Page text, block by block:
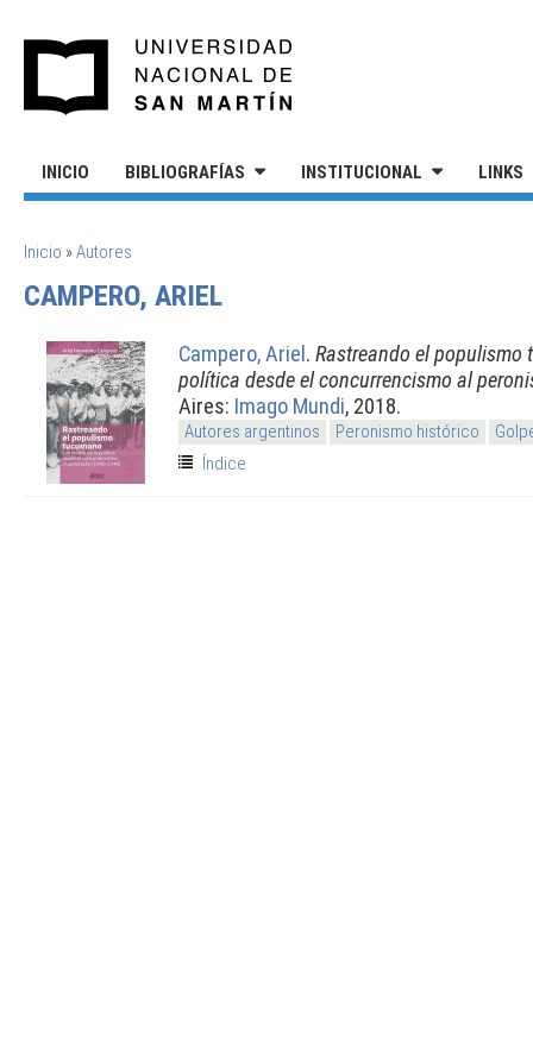
INICIO BIBLIOGRAFÍAS INSTITUCIONAL LINKS
SE ENCUENTRA USTED AQUÍ
Inicio »Autores
CAMPERO, ARIEL
Campero, Ariel. Rastreando el populismo
política desde el concurrencismo al
Aires: Imago Mundi, 2018.
Autores argentinos Peronismo histórico
Índice